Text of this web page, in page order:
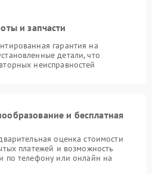
и запчасти
гарантия на
детали, что
неисправностей
и бесплатная
оценка стоимости
платежей и возможность
по телефону или онлайн на